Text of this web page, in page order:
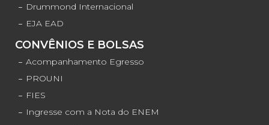
Drummond Internacional
EJA EAD
CONVÊNIOS E BOLSAS
Acompanhamento Egresso
PROUNI
FIES
Ingresse com a Nota do ENEM